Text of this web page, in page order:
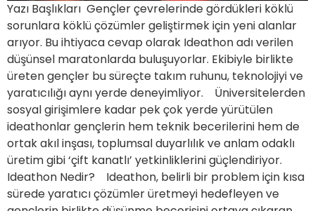
Yazı Başlıkları Gençler çevrelerinde gördükleri köklü
sorunlara köklü çözümler geliştirmek için yeni alanlar
arıyor. Bu ihtiyaca cevap olarak Ideathon adı verilen
düşünsel maratonlarda buluşuyorlar. Ekibiyle birlikte
üreten gençler bu süreçte takım ruhunu, teknolojiyi ve
yaratıcılığı aynı yerde deneyimliyor. Üniversitelerden
sosyal girişimlere kadar pek çok yerde yürütülen
ideathonlar gençlerin hem teknik becerilerini hem de
ortak akıl inşası, toplumsal duyarlılık ve anlam odaklı
üretim gibi ‘çift kanatlı’ yetkinliklerini güçlendiriyor.
Ideathon Nedir? Ideathon, belirli bir problem için kısa
sürede yaratıcı çözümler üretmeyi hedefleyen ve